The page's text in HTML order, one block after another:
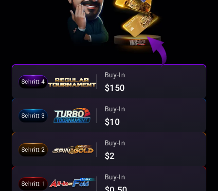
Schritt 1
Buy-In
Schritt 2
Buy-In
$2
Schritt 3
Buy-In
$10
Schritt 4
Buy-In
$150